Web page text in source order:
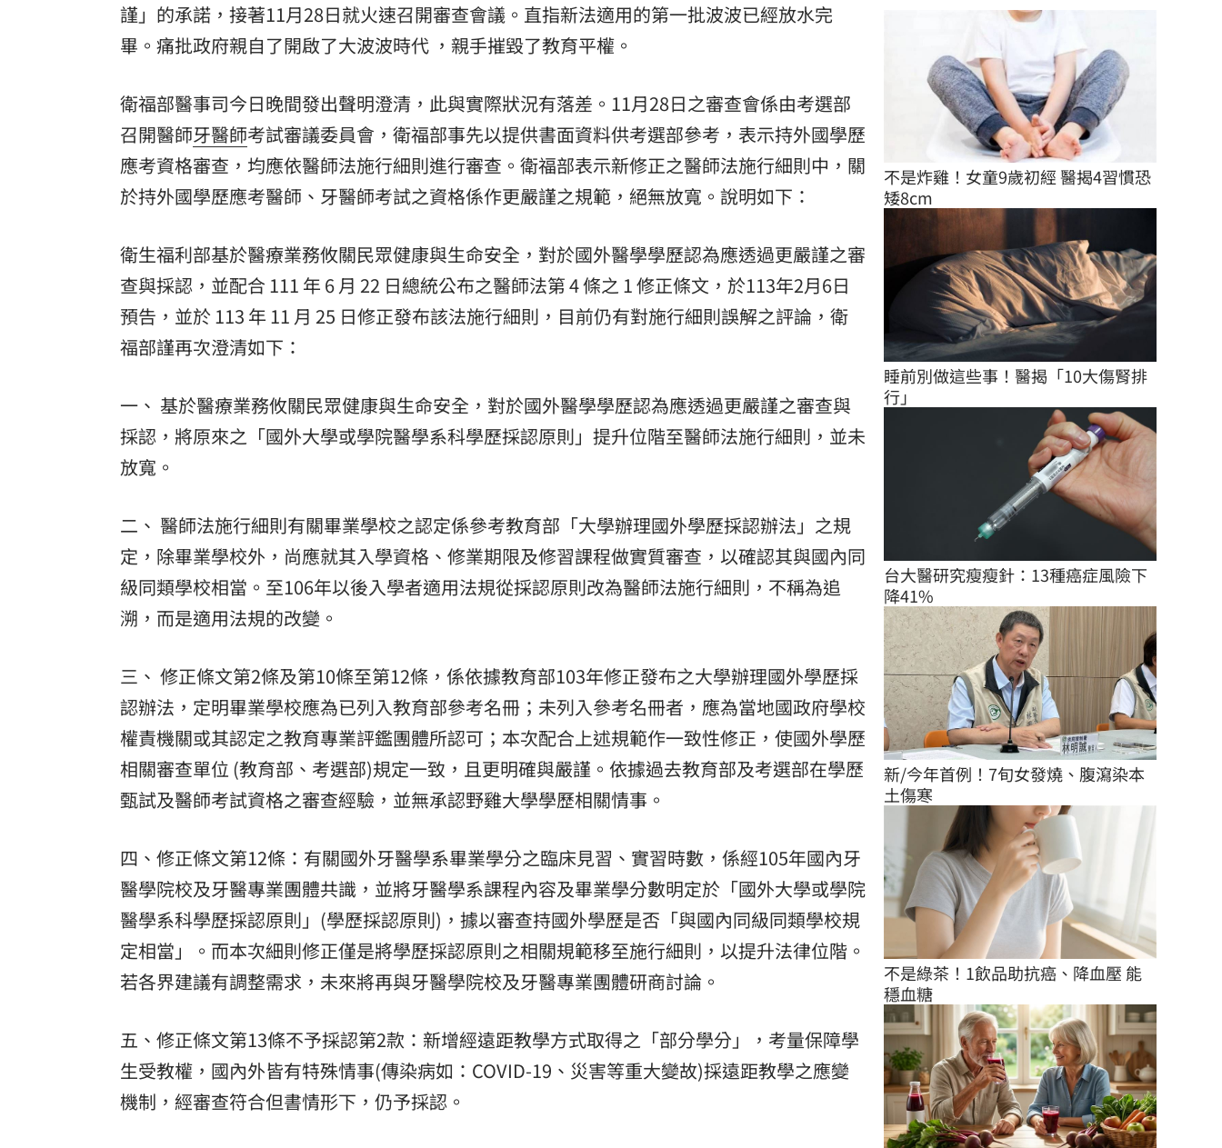
謹」的承諾，接著11月28日就火速召開審查會議。直指新法適用的第一批波波已經放水完
畢。痛批政府親自了開啟了大波波時代 ，親手摧毀了教育平權。
衛福部醫事司今日晚間發出聲明澄清，此與實際狀況有落差。11月28日之審查會係由考選部
召開醫師牙醫師考試審議委員會，衛福部事先以提供書面資料供考選部參考，表示持外國學歷
應考資格審查，均應依醫師法施行細則進行審查。衛福部表示新修正之醫師法施行細則中，關
於持外國學歷應考醫師、牙醫師考試之資格係作更嚴謹之規範，絕無放寬。說明如下：
衛生福利部基於醫療業務攸關民眾健康與生命安全，對於國外醫學學歷認為應透過更嚴謹之審
查與採認，並配合 111 年 6 月 22 日總統公布之醫師法第 4 條之 1 修正條文，於113年2月6日
預告，並於 113 年 11 月 25 日修正發布該法施行細則，目前仍有對施行細則誤解之評論，衛
福部謹再次澄清如下：
一、 基於醫療業務攸關民眾健康與生命安全，對於國外醫學學歷認為應透過更嚴謹之審查與
採認，將原來之「國外大學或學院醫學系科學歷採認原則」提升位階至醫師法施行細則，並未
放寬。
二、 醫師法施行細則有關畢業學校之認定係參考教育部「大學辦理國外學歷採認辦法」之規
定，除畢業學校外，尚應就其入學資格、修業期限及修習課程做實質審查，以確認其與國內同
級同類學校相當。至106年以後入學者適用法規從採認原則改為醫師法施行細則，不稱為追
溯，而是適用法規的改變。
三、 修正條文第2條及第10條至第12條，係依據教育部103年修正發布之大學辦理國外學歷採
認辦法，定明畢業學校應為已列入教育部參考名冊；未列入參考名冊者，應為當地國政府學校
權責機關或其認定之教育專業評鑑團體所認可；本次配合上述規範作一致性修正，使國外學歷
相關審查單位 (教育部、考選部)規定一致，且更明確與嚴謹。依據過去教育部及考選部在學歷
甄試及醫師考試資格之審查經驗，並無承認野雞大學學歷相關情事。
四、修正條文第12條：有關國外牙醫學系畢業學分之臨床見習、實習時數，係經105年國內牙
醫學院校及牙醫專業團體共識，並將牙醫學系課程內容及畢業學分數明定於「國外大學或學院
醫學系科學歷採認原則」(學歷採認原則)，據以審查持國外學歷是否「與國內同級同類學校規
定相當」。而本次細則修正僅是將學歷採認原則之相關規範移至施行細則，以提升法律位階。
若各界建議有調整需求，未來將再與牙醫學院校及牙醫專業團體研商討論。
五、修正條文第13條不予採認第2款：新增經遠距教學方式取得之「部分學分」，考量保障學
生受教權，國內外皆有特殊情事(傳染病如：COVID-19、災害等重大變故)採遠距教學之應變
機制，經審查符合但書情形下，仍予採認。
不是炸雞！女童9歲初經 醫揭4習慣恐
矮8cm
睡前別做這些事！醫揭「10大傷腎排
行」
台大醫研究瘦瘦針：13種癌症風險下
降41%
新/今年首例！7旬女發燒、腹瀉染本
土傷寒
不是綠茶！1飲品助抗癌、降血壓 能
穩血糖